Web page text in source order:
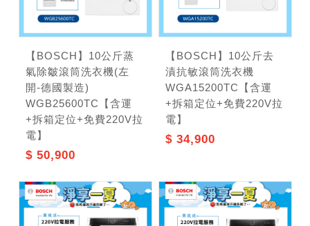
【BOSCH】10公斤蒸
氣除皺滾筒洗衣機(左
開-德國製造)
WGB25600TC【含運
+拆箱定位+免費220V拉
電】
$ 50,900
【BOSCH】10公斤去
漬抗敏滾筒洗衣機
WGA15200TC【含運
+拆箱定位+免費220V拉
電】
$ 34,900